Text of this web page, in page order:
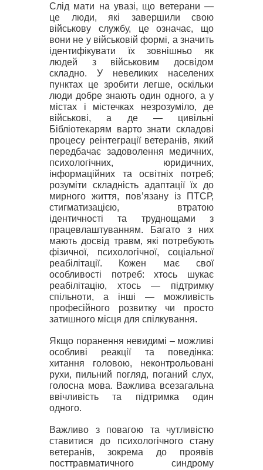
Слід мати на увазі, що ветерани —
це люди, які завершили свою
військову службу, це означає, що
вони не у військовій формі, а значить
ідентифікувати їх зовнішньо як
людей з військовим досвідом
складно. У невеликих населених
пунктах це зробити легше, оскільки
люди добре знають один одного, а у
містах і містечках незрозуміло, де
військові, а де — цивільні
Бібліотекарям варто знати складові
процесу реінтеграції ветеранів, який
передбачає задоволення медичних,
психологічних, юридичних,
інформаційних та освітніх потреб;
розумiти складнiсть адаптацiї їх до
мирного життя, пов’язану iз ПТСР,
стигматизацiєю, втратою
iдентичностi та труднощами з
працевлаштуванням. Багато з них
мають досвiд травм, якi потребують
фiзичної, психологiчної, соціальної
реабiлiтацiї. Кожен має свої
особливості потреб: хтось шукає
реабілітацію, хтось — підтримку
спільноти, а інші — можливість
професійного розвитку чи просто
затишного місця для спілкування.
Якщо поранення невидимі – можливі
особливі реакції та поведінка:
хитання головою, неконтрольовані
рухи, пильний погляд, поганий слух,
голосна мова. Важлива всезагальна
ввічливість та підтримка один
одного.
Важливо з повагою та чутливістю
ставитися до психологічного стану
ветеранів, зокрема до проявів
посттравматичного синдрому